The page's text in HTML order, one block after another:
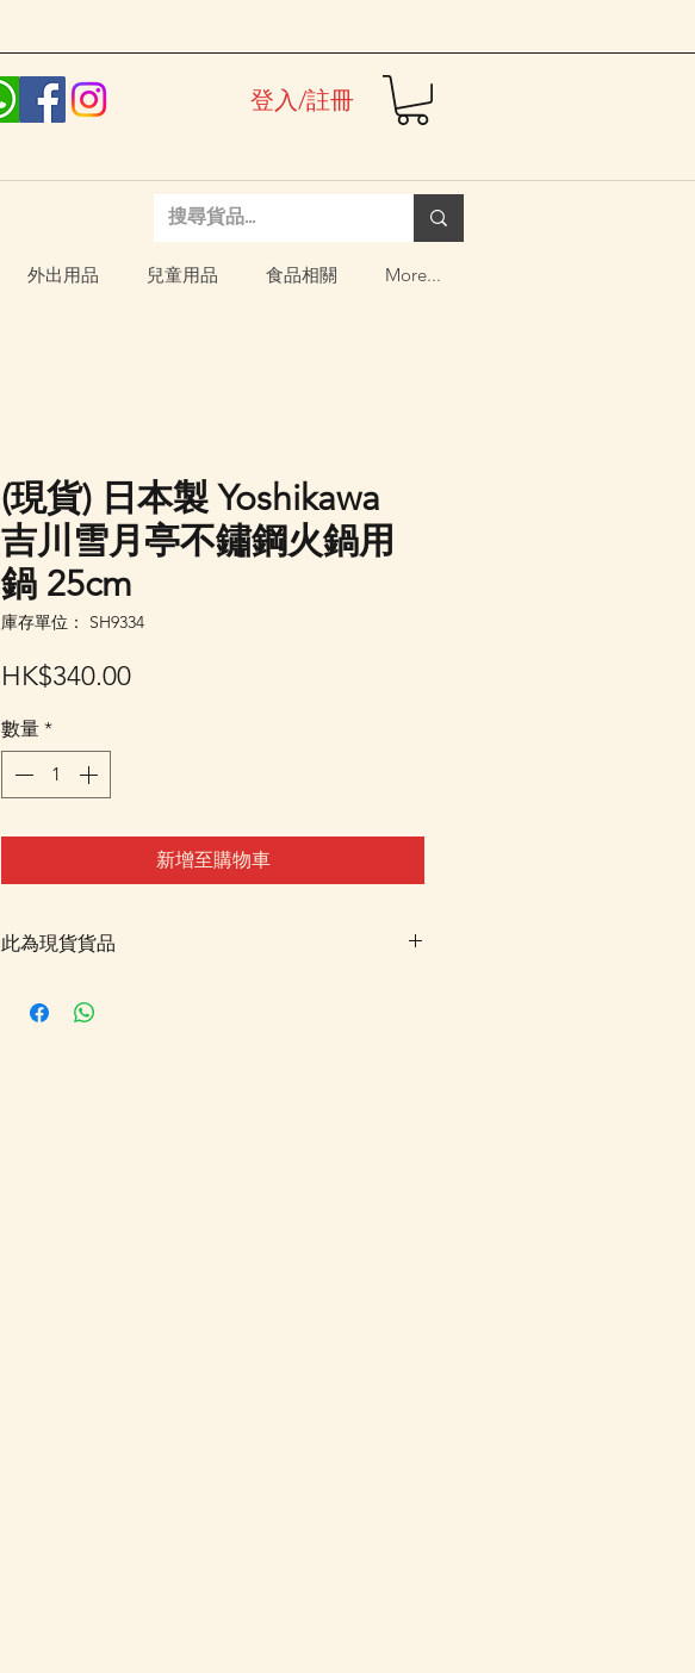
登入/註冊
外出用品 兒童用品 食品相關 More...
(現貨) 日本製 Yoshikawa
吉川雪月亭不鏽鋼火鍋用
鍋 25cm
庫存單位： SH9334
HK$340.00價
數量 *
新增至購物車
此為現貨貨品
統顯示為"無庫存"或 未能放入購物車時, 可以